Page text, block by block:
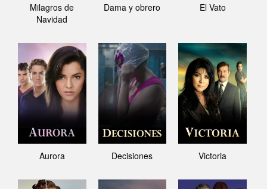
Milagros de
Navidad
Dama y obrero El Vato
Aurora Decisiones Victoria